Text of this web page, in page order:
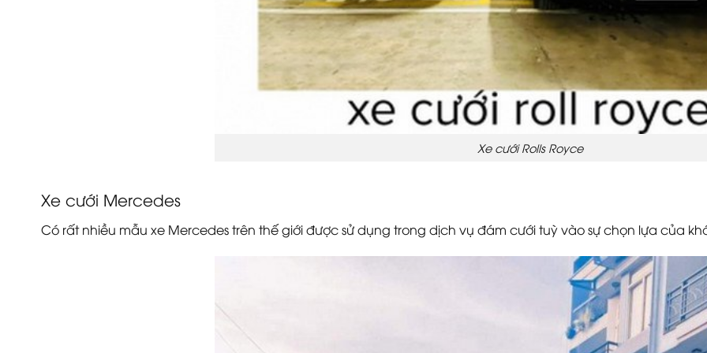
Xe cưới Rolls Royce
Xe cưới Mercedes
Có rất nhiều mẫu xe Mercedes trên thế giới được sử dụng trong dịch vụ đám cưới tuỳ vào sự chọn lựa của